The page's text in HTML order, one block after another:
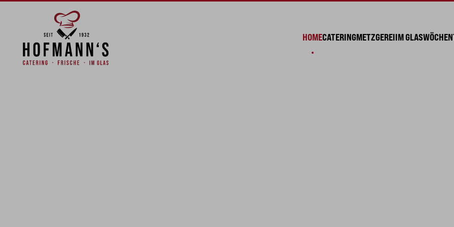
Zum Hauptinhalt springen
HOMECATERINGMETZGEREIIM GLAS